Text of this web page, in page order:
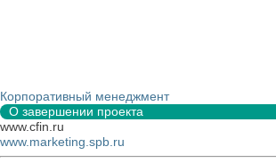
Корпоративный менеджмент
О завершении проекта
www.cfin.ru
www.marketing.spb.ru